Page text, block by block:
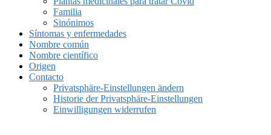
Familia
Sinónimos
Síntomas y enfermedades
Nombre común
Nombre científico
Origen
Contacto
Privatsphäre-Einstellungen ändern
Historie der Privatsphäre-Einstellungen
Einwilligungen widerrufen